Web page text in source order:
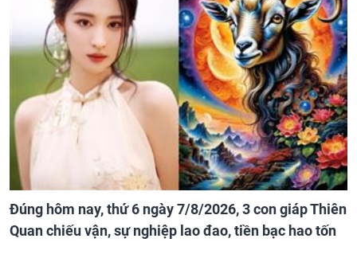
Đúng hôm nay, thứ 6 ngày 7/8/2026, 3 con giáp Thiên
Quan chiếu vận, sự nghiệp lao đao, tiền bạc hao tốn